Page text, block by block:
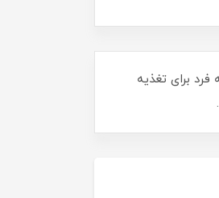
فرمولی منحصر به فرد برای تغذیه